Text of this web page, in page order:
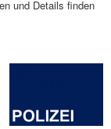
und Details finden